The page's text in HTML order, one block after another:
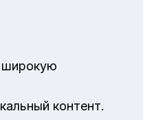
широкую
контент.